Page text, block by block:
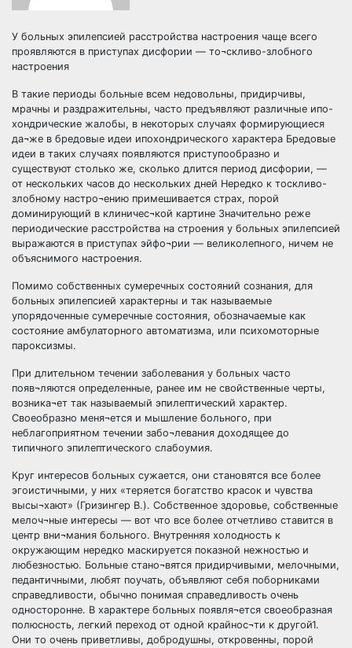
У больных эпилепсией расстройства настроения чаще всего
проявляются в приступах дисфории — то¬скливо-злобного
настроения
В такие периоды больные всем недовольны, придирчивы,
мрачны и раздражительны, часто предъявляют различные ипо-
хондрические жалобы, в некоторых случаях формирующиеся
да¬же в бредовые идеи ипохондрического характера Бредовые
идеи в таких случаях появляются приступообразно и
существуют столько же, сколько длится период дисфории, —
от нескольких часов до нескольких дней Нередко к тоскливо-
злобному настро¬ению примешивается страх, порой
доминирующий в клиничес¬кой картине Значительно реже
периодические расстройства на строения у больных эпилепсией
выражаются в приступах эйфо¬рии — великолепного, ничем не
объяснимого настроения.
Помимо собственных сумеречных состояний сознания, для
больных эпилепсией характерны и так называемые
упорядоченные сумеречные состояния, обозначаемые как
состояние амбулаторного автоматизма, или психомоторные
пароксизмы.
При длительном течении заболевания у больных часто
появ¬ляются определенные, ранее им не свойственные черты,
возника¬ет так называемый эпилептический характер.
Своеобразно меня¬ется и мышление больного, при
неблагоприятном течении забо¬левания доходящее до
типичного эпилептического слабоумия.
Круг интересов больных сужается, они становятся все более
эгоистичными, у них «теряется богатство красок и чувства
высы¬хают» (Гризингер В.). Собственное здоровье, собственные
мелоч¬ные интересы — вот что все более отчетливо ставится в
центр вни¬мания больного. Внутренняя холодность к
окружающим нередко маскируется показной нежностью и
любезностью. Больные стано¬вятся придирчивыми, мелочными,
педантичными, любят поучать, объявляют себя поборниками
справедливости, обычно понимая справедливость очень
односторонне. В характере больных появля¬ется своеобразная
полюсность, легкий переход от одной крайнос¬ти к другой1.
Они то очень приветливы, добродушны, откровенны, порой